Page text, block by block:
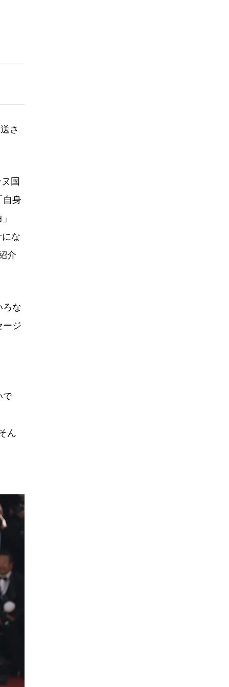
さ
国
自身
な
介
ろな
ージ
で
ん